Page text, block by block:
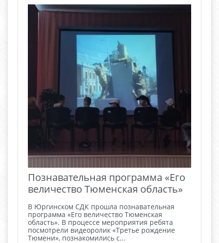
Познавательная программа «Его
величество Тюменская область»
В Юргинском СДК прошла познавательная
программа «Его величество Тюменская
область». В процессе мероприятия ребята
посмотрели видеоролик «Третье рождение
Тюмени», познакомились с...